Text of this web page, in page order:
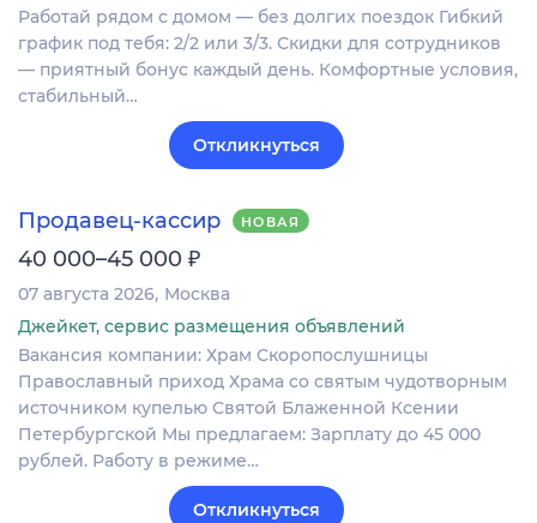
Работай рядом с домом — без долгих поездок Гибкий
график под тебя: 2/2 или 3/3. Скидки для сотрудников
— приятный бонус каждый день. Комфортные условия,
стабильный…
Откликнуться
Продавец-кассир НОВАЯ
40 000–45 000 ₽
07 августа 2026 Москва
Джейкет, сервис размещения объявлений
Вакансия компании: Храм Скоропослушницы
Православный приход Храма со святым чудотворным
источником купелью Святой Блаженной Ксении
Петербургской Мы предлагаем: Зарплату до 45 000
рублей. Работу в режиме…
Откликнуться